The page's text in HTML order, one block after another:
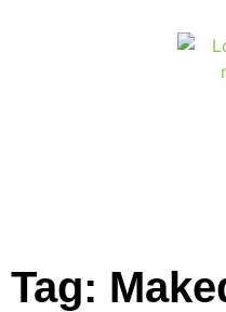
Tag: